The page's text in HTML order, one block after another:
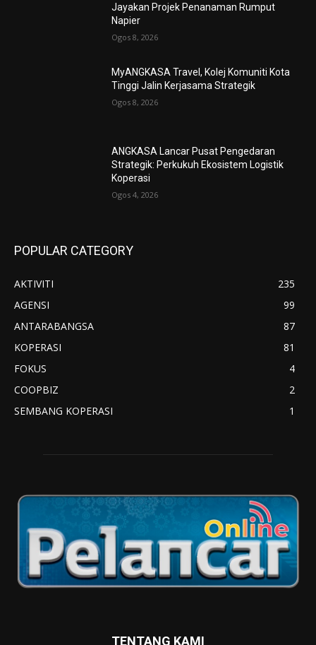
Jayakan Projek Penanaman Rumput
Napier
Ogos 8, 2026
MyANGKASA Travel, Kolej Komuniti Kota
Tinggi Jalin Kerjasama Strategik
Ogos 8, 2026
ANGKASA Lancar Pusat Pengedaran
Strategik: Perkukuh Ekosistem Logistik
Koperasi
Ogos 4, 2026
POPULAR CATEGORY
AKTIVITI
235
AGENSI
99
ANTARABANGSA
87
KOPERASI
81
FOKUS
4
COOPBIZ
2
SEMBANG KOPERASI
1
TENTANG KAMI